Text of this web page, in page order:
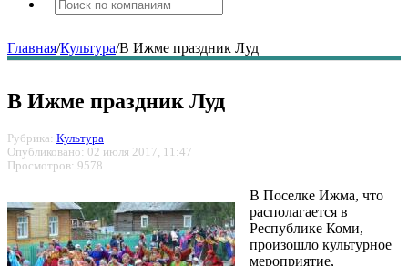
Главная/Культура/В Ижме праздник Луд
В Ижме праздник Луд
Рубрика: Культура
Опубликовано: 02 июля 2017, 11:47
Просмотров: 9578
В Поселке Ижма, что
располагается в
Республике Коми,
произошло культурное
мероприятие,